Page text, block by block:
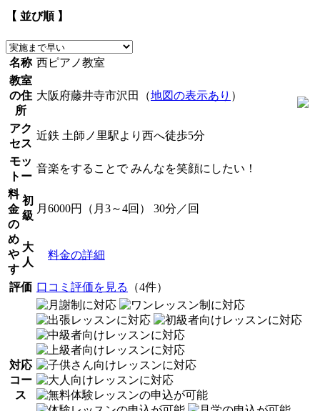
【 並び順 】
名称 西ピアノ教室
教室
の住
所
大阪府藤井寺市沢田（地図の表示あり ）
アク
セス
近鉄 土師ノ里駅より西へ徒歩5分
モッ
トー
音楽をすることで みんなを笑顔にしたい！
料
金
の
め
や
す
初
級
月6000円（月3～4回） 30分／回
大
人
料金の詳細
評価 口コミ評価を見る （4件）
対応
コー
ス